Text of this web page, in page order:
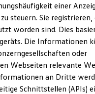
einer
steuern. Sie registrieren,
worden sind. Dies
Die Informationen
oder
Webseiten relevante
an Dritte
Schnittstellen (APIs)